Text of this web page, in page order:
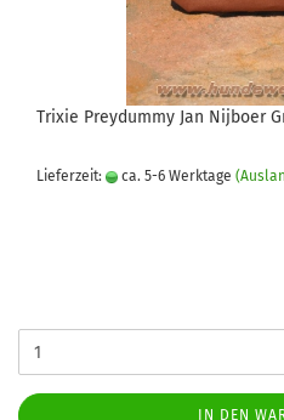
Trixie Preydummy Jan Nijboer
Lieferzeit: ca. 5-6 Werktage
IN DEN